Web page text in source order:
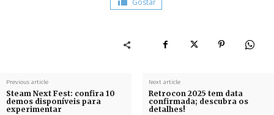
Previous article
Steam Next Fest: confira 10
demos disponíveis para
experimentar
Next article
Retrocon 2025 tem data
confirmada; descubra os
detalhes!